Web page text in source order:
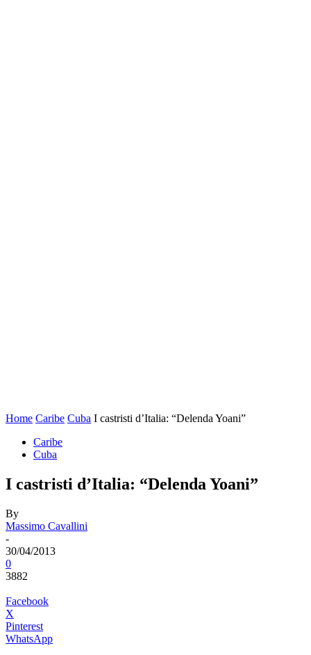
Home Caribe Cuba I castristi d’Italia: “Delenda Yoani”
Caribe
Cuba
I castristi d’Italia: “Delenda Yoani”
By
Massimo Cavallini
-
30/04/2013
0
3882
Facebook
X
Pinterest
WhatsApp